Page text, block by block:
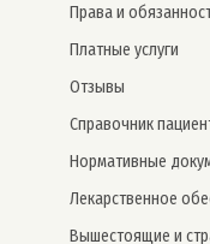
Права и
Платные услуги
Отзывы
Справочник
Нормативные
Лекарственное
Вышестоящие и